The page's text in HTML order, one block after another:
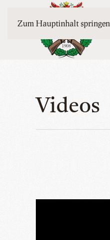
Zum Hauptinhalt springen
Videos